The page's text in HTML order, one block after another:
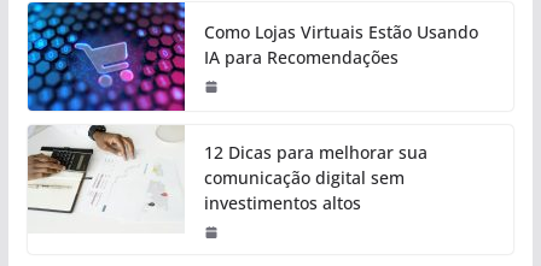
Como Lojas Virtuais Estão Usando
IA para Recomendações
12 Dicas para melhorar sua
comunicação digital sem
investimentos altos